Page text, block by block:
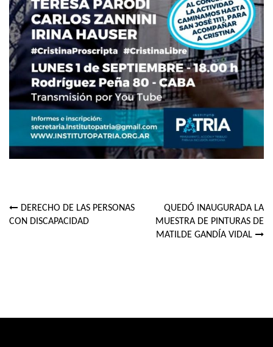
Navegación
DERECHO DE LAS PERSONAS
CON DISCAPACIDAD
QUEDÓ INAUGURADA LA
MUESTRA DE PINTURAS DE
MATILDE GANDÍA VIDAL